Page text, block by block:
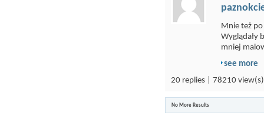
Mnie też
Wyglądały
mniej
see more
20 replies | 78210 view(s)
No More Results